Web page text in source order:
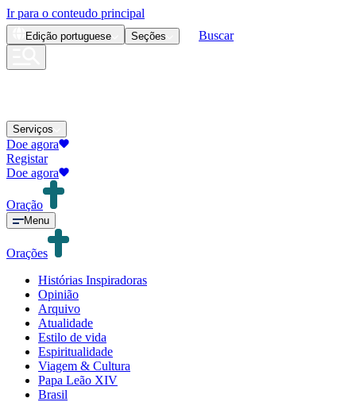
Ir para o conteudo principal
Edição portuguese Seções Buscar
Serviços
Doe agora
Registar
Doe agora
Oração
Menu
Orações
Histórias Inspiradoras
Opinião
Arquivo
Atualidade
Estilo de vida
Espiritualidade
Viagem & Cultura
Papa Leão XIV
Brasil